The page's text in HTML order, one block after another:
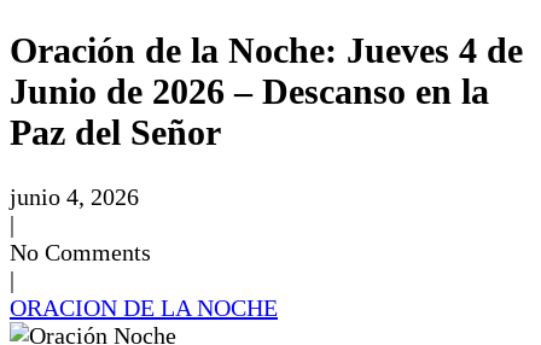
Oración de la Noche: Jueves 4 de
Junio de 2026 – Descanso en la
Paz del Señor
junio 4, 2026
|
No Comments
|
ORACION DE LA NOCHE